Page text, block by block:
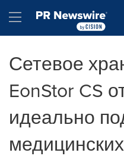
Hamburger menu
Сетевое
EonStor CS
идеально